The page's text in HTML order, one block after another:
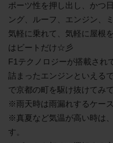
ポーツ性を押し出し、かつ
ング、ルーフ、エンジン、
気軽に乗れて、気軽に屋根
はビートだけ☆彡
F1テクノロジーが搭載され
詰まったエンジンといえる
で京都の町を駆け抜けてみ
※雨天時は雨漏れするケース
※真夏など気温が高い時は
す。